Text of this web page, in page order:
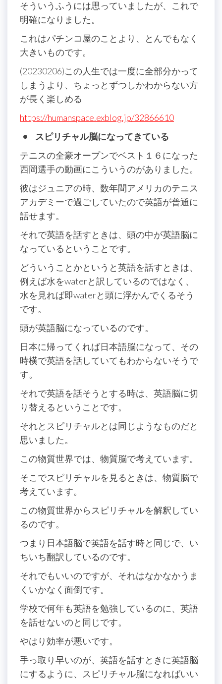
そういうふうには思っていましたが、これで
明確になりました。
これはパチンコ屋のことより、とんでもなく
大きいものです。
(20230206)この人生では一度に全部分かって
しまうより、ちょっとずつしかわからない方
が長く楽しめる
https://humanspace.exblog.jp/32866610
• スピリチャル脳になってきている
テニスの全豪オープンでベスト１６になった
西岡選手の動画にこういうのがありました。
彼はジュニアの時、数年間アメリカのテニス
アカデミーで過ごしていたので英語が普通に
話せます。
それで英語を話すときは、頭の中が英語脳に
なっているということです。
どういうことかというと英語を話すときは、
例えば水をwaterと訳しているのではなく、
水を見れば即waterと頭に浮かんでくるそう
です。
頭が英語脳になっているのです。
日本に帰ってくれば日本語脳になって、その
時横で英語を話していてもわからないそうで
す。
それで英語を話そうとする時は、英語脳に切
り替えるということです。
それとスピリチャルとは同じようなものだと
思いました。
この物質世界では、物質脳で考えています。
そこでスピリチャルを見るときは、物質脳で
考えています。
この物質世界からスピリチャルを解釈してい
るのです。
つまり日本語脳で英語を話す時と同じで、い
ちいち翻訳しているのです。
それでもいいのですが、それはなかなかうま
くいかなく面倒です。
学校で何年も英語を勉強しているのに、英語
を話せないのと同じです。
やはり効率が悪いです。
手っ取り早いのが、英語を話すときに英語脳
にするように、スピリチャル脳になればいい